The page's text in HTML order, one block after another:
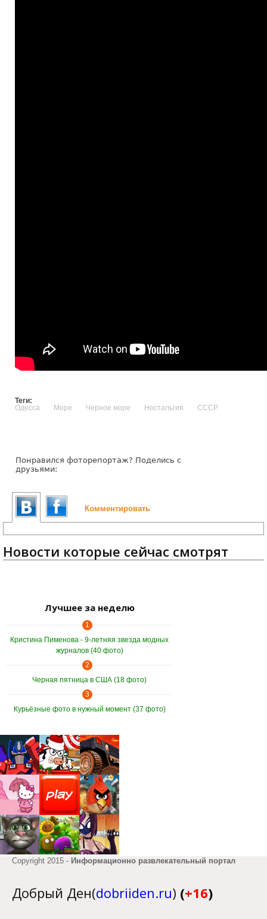
Теги:
Одесса
Море Черное море Ностальгия СССР
Понравился фоторепортаж? Поделись с
друзьями:
Комментировать
Новости которые сейчас смотрят
Лучшее за неделю
1
Кристина Пименова - 9-летняя звезда модных
журналов (40 фото)
2
Черная пятница в США (18 фото)
3
Курьёзные фото в нужный момент (37 фото)
Copyright 2015 - Информационно развлекательный портал
Добрый Ден(dobriiden.ru) (+16)